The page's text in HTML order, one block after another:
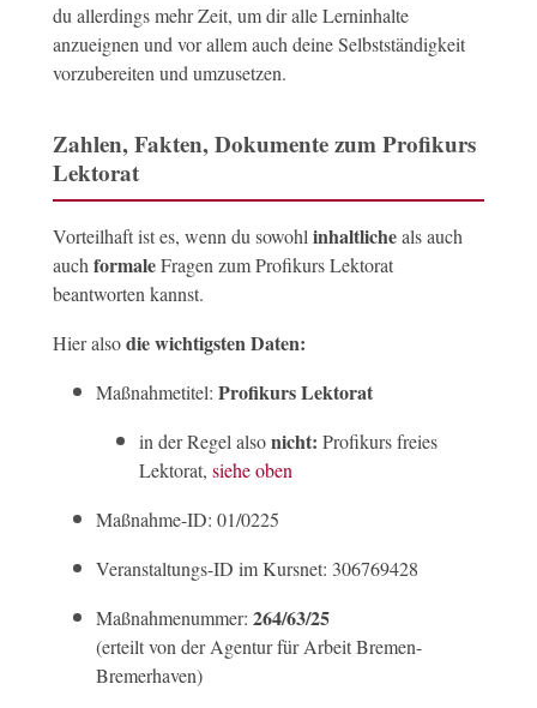
du allerdings mehr Zeit, um dir alle Lerninhalte
anzueignen und vor allem auch deine Selbstständigkeit
vorzubereiten und umzusetzen.
Zahlen, Fakten, Dokumente zum Profikurs
Lektorat
Vorteilhaft ist es, wenn du sowohl inhaltlicheals auch
auch formaleFragen zum Profikurs Lektorat
beantworten kannst.
Hier alsodie wichtigsten Daten:
Maßnahmetitel: Profikurs Lektorat
in der Regel alsonicht: Profikurs freies
Lektorat, siehe oben
Maßnahme-ID: 01/0225
Veranstaltungs-ID im Kursnet: 306769428
Maßnahmenummer: 264/63/25
(erteilt von der Agentur für Arbeit Bremen-
Bremerhaven)